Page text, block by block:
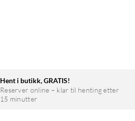
Hent i butikk, GRATIS!
Reserver online – klar til henting etter
15 minutter